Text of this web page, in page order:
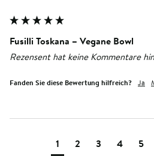
Fusilli Toskana – Vegane Bowl
Rezensent hat keine Kommentare
Fanden Sie diese Bewertung hilfreich? Ja
1 2 3 4 5